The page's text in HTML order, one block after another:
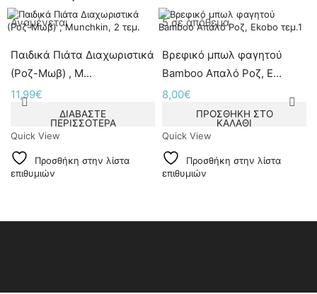
Αναμένεται
Παιδικά Πιάτα Διαχωριστικά
(Ροζ-Μωβ) , M...
11,99€
ΔΙΑΒΆΣΤΕ
ΠΕΡΙΣΣΌΤΕΡΑ
Quick View
Προσθήκη στην λίστα
επιθυμιών
5 σε απόθεμα
Βρεφικό μπωλ φαγητού
Bamboo Απαλό Ροζ, E...
8,00€
ΠΡΟΣΘΉΚΗ ΣΤΟ
ΚΑΛΆΘΙ
Quick View
Προσθήκη στην λίστα
επιθυμιών